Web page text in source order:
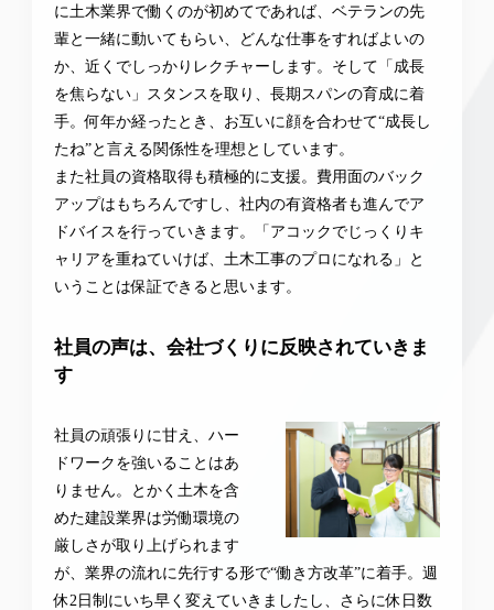
に土木業界で働くのが初めてであれば、ベテランの先
輩と一緒に動いてもらい、どんな仕事をすればよいの
か、近くでしっかりレクチャーします。そして「成長
を焦らない」スタンスを取り、長期スパンの育成に着
手。何年か経ったとき、お互いに顔を合わせて“成長し
たね”と言える関係性を理想としています。
また社員の資格取得も積極的に支援。費用面のバック
アップはもちろんですし、社内の有資格者も進んでア
ドバイスを行っていきます。「アコックでじっくりキ
ャリアを重ねていけば、土木工事のプロになれる」と
いうことは保証できると思います。
社員の声は、会社づくりに反映されていきま
す
社員の頑張りに甘え、ハー
ドワークを強いることはあ
りません。とかく土木を含
めた建設業界は労働環境の
厳しさが取り上げられます
が、業界の流れに先行する形で“働き方改革”に着手。週
休2日制にいち早く変えていきましたし、さらに休日数